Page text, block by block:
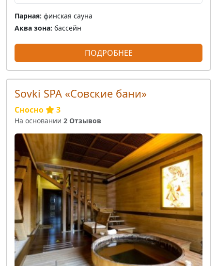
Парная: финская сауна
Аква зона: бассейн
ПОДРОБНЕЕ
Sovki SPA «Совские бани»
Сносно 3
На основании 2 Отзывов